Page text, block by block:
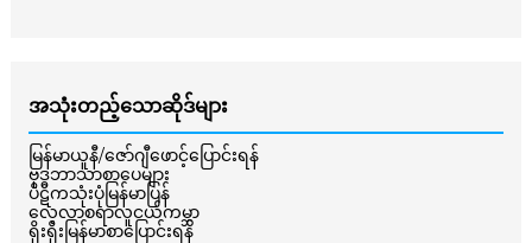
အသုံးတည့်သောဆိုဒ်များ
မြန်မာယူနီ/ဇော်ဂျီဖောင့်ပြောင်းရန်
ဗုဒ္ဓဘာသာစာပေများ
ပိဋကသုံးပုံမြန်မာပြန်
လေ့လာစရာလူငယ်ကမ္ဘာ
ရိုးရိုးမြန်မာစာပြောင်းရန်